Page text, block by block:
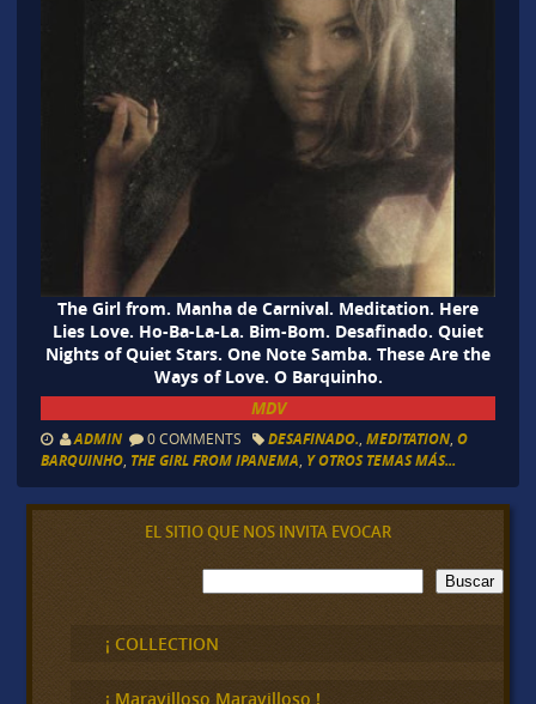
The Girl from. Manha de Carnival. Meditation. Here
Lies Love. Ho-Ba-La-La. Bim-Bom. Desafinado. Quiet
Nights of Quiet Stars. One Note Samba. These Are the
Ways of Love. O Barquinho.
MDV
ADMIN 0 COMMENTS DESAFINADO., MEDITATION, O
BARQUINHO, THE GIRL FROM IPANEMA, Y OTROS TEMAS MÁS...
EL SITIO QUE NOS INVITA EVOCAR
B
u
c
a
Buscar
¡ COLLECTION
¡ Maravilloso,Maravilloso !